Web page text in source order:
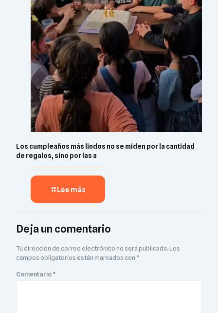
Los cumpleaños más lindos no se miden por la cantidad
de regalos, sino por las a
Lee más
Deja un comentario
Tu dirección de correo electrónico no será publicada.Los
campos obligatorios están marcados con *
Comentario*